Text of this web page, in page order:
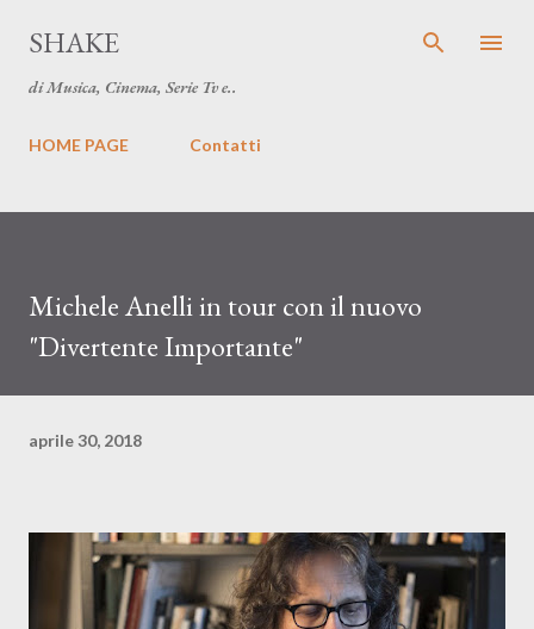
SHAKE
di Musica, Cinema, Serie Tv e..
HOME PAGE Contatti
Michele Anelli in tour con il nuovo
"Divertente Importante"
aprile 30, 2018